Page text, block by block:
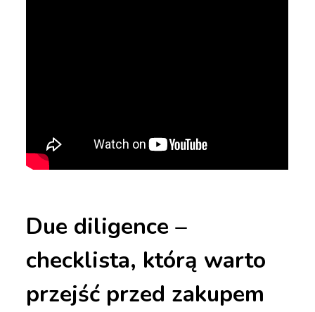
Due diligence –
checklista, którą warto
przejść przed zakupem